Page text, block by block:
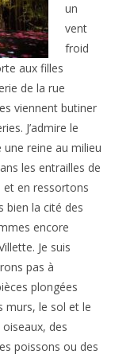
un
vent
froid
aux filles
de la rue
viennent butiner
J’admire le
reine au milieu
les entrailles de
en ressortons
bien la cité des
encore
Je suis
pas à
plongées
murs, le sol et le
des
poissons ou des